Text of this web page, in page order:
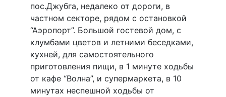
пос.Джубга, недалеко от дороги, в
частном секторе, рядом с остановкой
“Аэропорт”. Большой гостевой дом, с
клумбами цветов и летними беседками,
кухней, для самостоятельного
приготовления пищи, в 1 минуте ходьбы
от кафе “Волна”, и супермаркета, в 10
минутах неспешной ходьбы от